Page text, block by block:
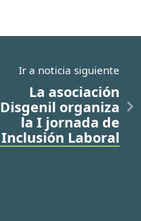
Ir a noticia siguiente
La asociación
Disgenil organiza
la I jornada de
Inclusión Laboral